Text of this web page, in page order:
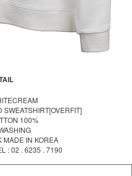
100%
MADE IN KOREA
: 02 . 6235 . 7190